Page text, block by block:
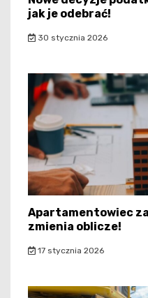
jak je odebrać!
30 stycznia 2026
Apartamentowiec
zmienia oblicze!
17 stycznia 2026